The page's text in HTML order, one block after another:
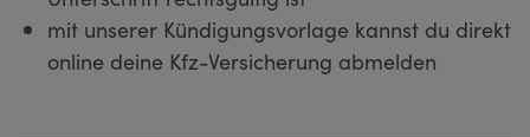
mit unserer Kündigungsvorlage kannst du direkt
online deine Kfz-Versicherung abmelden